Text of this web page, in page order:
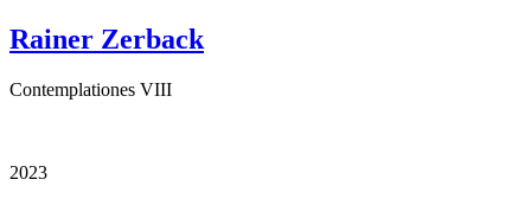
Rainer Zerback
Contemplationes VIII
2023